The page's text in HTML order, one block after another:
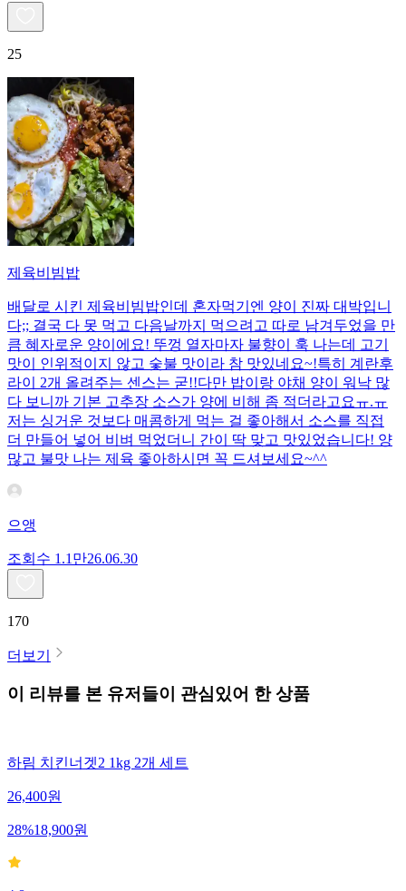
25
제육비빔밥
배달로 시킨 제육비빔밥인데 혼자먹기엔 양이 진짜 대박입니
다;; 결국 다 못 먹고 다음날까지 먹으려고 따로 남겨두었을 만
큼 혜자로운 양이에요! 뚜껑 열자마자 불향이 훅 나는데 고기
맛이 인위적이지 않고 숯불 맛이라 참 맛있네요~!특히 계란후
라이 2개 올려주는 센스는 굳!! ​다만 밥이랑 야채 양이 워낙 많
다 보니까 기본 고추장 소스가 양에 비해 좀 적더라고요ㅠ.ㅠ
저는 싱거운 것보다 매콤하게 먹는 걸 좋아해서 소스를 직접
더 만들어 넣어 비벼 먹었더니 간이 딱 맞고 맛있었습니다! 양
많고 불맛 나는 제육 좋아하시면 꼭 드셔보세요~^^
으앵
조회수 1.1만26.06.30
170
더보기
이 리뷰를 본 유저들이 관심있어 한 상품
하림 치킨너겟2 1kg 2개 세트
26,400원
28%18,900원